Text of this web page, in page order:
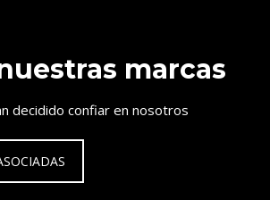
marcas
decidido confiar en nosotros